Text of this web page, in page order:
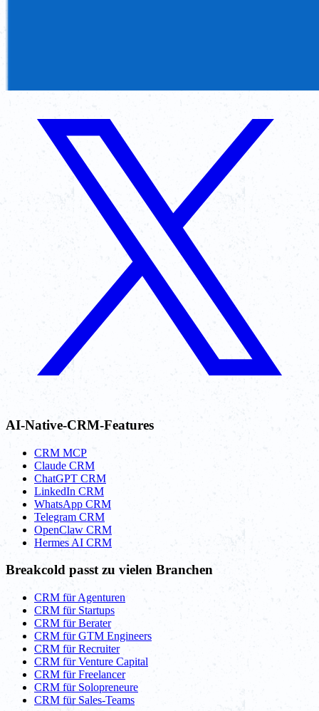
AI-Native-CRM-Features
CRM MCP
Claude CRM
ChatGPT CRM
LinkedIn CRM
WhatsApp CRM
Telegram CRM
OpenClaw CRM
Hermes AI CRM
Breakcold passt zu vielen Branchen
CRM für Agenturen
CRM für Startups
CRM für Berater
CRM für GTM Engineers
CRM für Recruiter
CRM für Venture Capital
CRM für Freelancer
CRM für Solopreneure
CRM für Sales-Teams